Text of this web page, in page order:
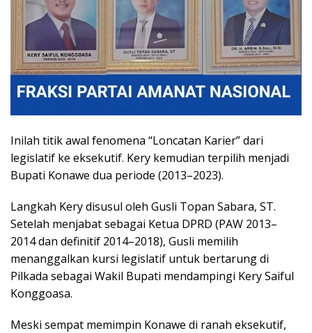
Inilah titik awal fenomena “Loncatan Karier” dari
legislatif ke eksekutif. Kery kemudian terpilih menjadi
Bupati Konawe dua periode (2013–2023).
​Langkah Kery disusul oleh Gusli Topan Sabara, ST.
Setelah menjabat sebagai Ketua DPRD (PAW 2013–
2014 dan definitif 2014–2018), Gusli memilih
menanggalkan kursi legislatif untuk bertarung di
Pilkada sebagai Wakil Bupati mendampingi Kery Saiful
Konggoasa.
Meski sempat memimpin Konawe di ranah eksekutif,